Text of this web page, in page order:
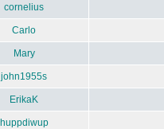
cornelius
Carlo
Mary
john1955s
ErikaK
huppdiwup